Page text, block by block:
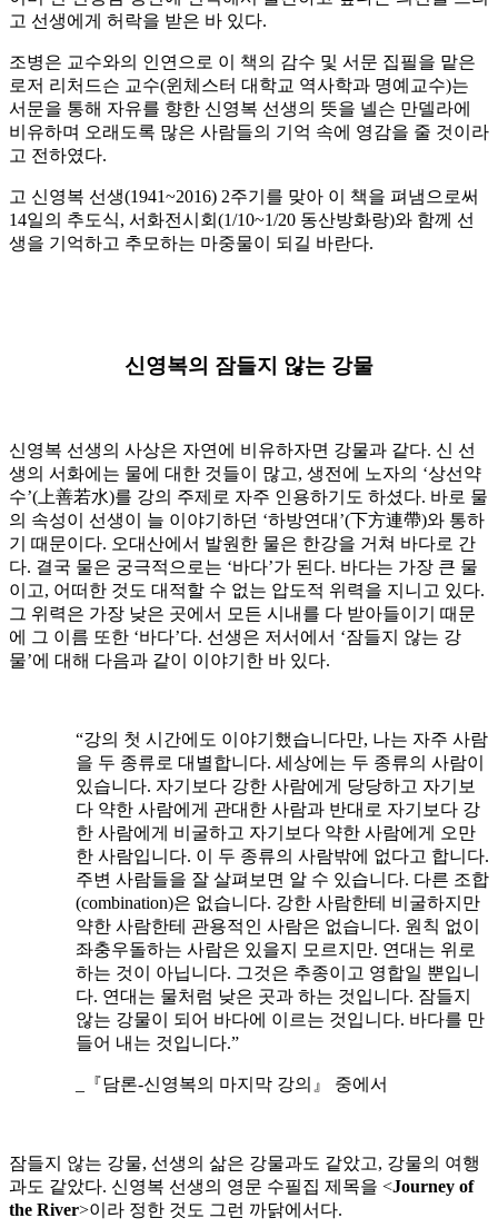
고 선생에게 허락을 받은 바 있다.
조병은 교수와의 인연으로 이 책의 감수 및 서문 집필을 맡은
로저 리처드슨 교수(윈체스터 대학교 역사학과 명예교수)는
서문을 통해 자유를 향한 신영복 선생의 뜻을 넬슨 만델라에
비유하며 오래도록 많은 사람들의 기억 속에 영감을 줄 것이라
고 전하였다.
고 신영복 선생(1941~2016) 2주기를 맞아 이 책을 펴냄으로써
14일의 추도식, 서화전시회(1/10~1/20 동산방화랑)와 함께 선
생을 기억하고 추모하는 마중물이 되길 바란다.
신영복의 잠들지 않는 강물
신영복 선생의 사상은 자연에 비유하자면 강물과 같다. 신 선
생의 서화에는 물에 대한 것들이 많고, 생전에 노자의 ‘상선약
수’(上善若水)를 강의 주제로 자주 인용하기도 하셨다. 바로 물
의 속성이 선생이 늘 이야기하던 ‘하방연대’(下方連帶)와 통하
기 때문이다. 오대산에서 발원한 물은 한강을 거쳐 바다로 간
다. 결국 물은 궁극적으로는 ‘바다’가 된다. 바다는 가장 큰 물
이고, 어떠한 것도 대적할 수 없는 압도적 위력을 지니고 있다.
그 위력은 가장 낮은 곳에서 모든 시내를 다 받아들이기 때문
에 그 이름 또한 ‘바다’다. 선생은 저서에서 ‘잠들지 않는 강
물’에 대해 다음과 같이 이야기한 바 있다.
“강의 첫 시간에도 이야기했습니다만, 나는 자주 사람
을 두 종류로 대별합니다. 세상에는 두 종류의 사람이
있습니다. 자기보다 강한 사람에게 당당하고 자기보
다 약한 사람에게 관대한 사람과 반대로 자기보다 강
한 사람에게 비굴하고 자기보다 약한 사람에게 오만
한 사람입니다. 이 두 종류의 사람밖에 없다고 합니다.
주변 사람들을 잘 살펴보면 알 수 있습니다. 다른 조합
(combination)은 없습니다. 강한 사람한테 비굴하지만
약한 사람한테 관용적인 사람은 없습니다. 원칙 없이
좌충우돌하는 사람은 있을지 모르지만. 연대는 위로
하는 것이 아닙니다. 그것은 추종이고 영합일 뿐입니
다. 연대는 물처럼 낮은 곳과 하는 것입니다. 잠들지
않는 강물이 되어 바다에 이르는 것입니다. 바다를 만
들어 내는 것입니다.”
_『담론-신영복의 마지막 강의』 중에서
잠들지 않는 강물, 선생의 삶은 강물과도 같았고, 강물의 여행
과도 같았다. 신영복 선생의 영문 수필집 제목을 <Journey of
the River>이라 정한 것도 그런 까닭에서다.